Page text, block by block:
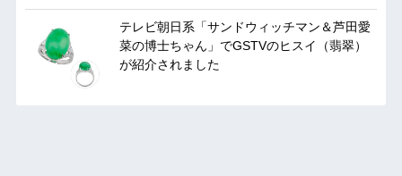
テレビ朝日系「サンドウィッチマン＆芦田愛
菜の博士ちゃん」でGSTVのヒスイ（翡翠）
が紹介されました